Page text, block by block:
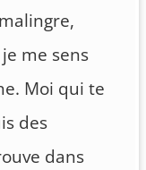
me sens
Moi qui te
des
dans